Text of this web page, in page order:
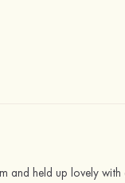
and held up lovely